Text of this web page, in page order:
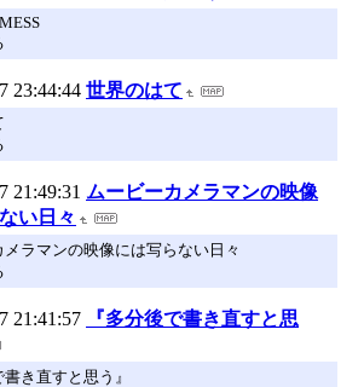
23:44:44 世界のはて
21:49:31 ムービーカメラマンの映像
い日々
メラマンの映像には写らない日々
21:41:57
『多分後で書き直すと思
書き直すと思う』